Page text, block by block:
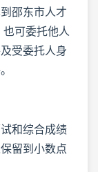
邵东市人才
可委托他人
受委托人身
和综合成绩
留到小数点